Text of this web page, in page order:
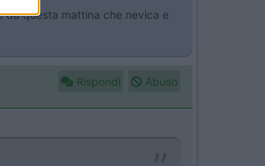
da questa mattina che nevica e
Rispondi Abuso